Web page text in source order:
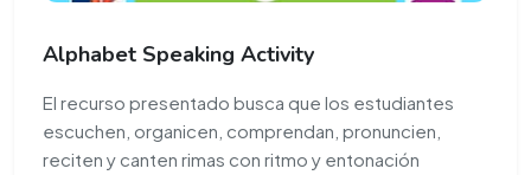
Alphabet Speaking Activity
El recurso presentado busca que los estudiantes
escuchen, organicen, comprendan, pronuncien,
reciten y canten rimas con ritmo y entonación